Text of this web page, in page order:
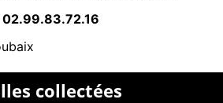
02.99.83.72.16
collectées